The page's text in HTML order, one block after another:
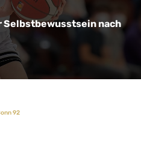
Selbstbewusstsein nach
92